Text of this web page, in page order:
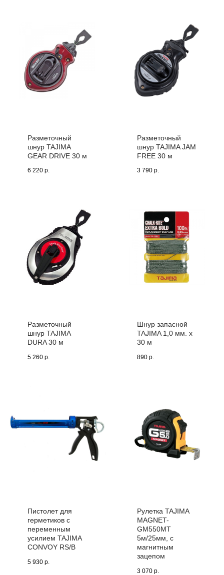
Разметочный
шнур TAJIMA
GEAR DRIVE 30 м
6 220 р.
Разметочный
шнур TAJIMA JAM
FREE 30 м
3 790 р.
Разметочный
шнур TAJIMA
DURA 30 м
5 260 р.
Шнур запасной
TAJIMA 1,0 мм. х
30 м
890 р.
Пистолет для
герметиков с
переменным
усилием TAJIMA
CONVOY RS/B
5 930 р.
Рулетка TAJIMA
MAGNET-
GM550MT
5м/25мм, с
магнитным
зацепом
3 070 р.